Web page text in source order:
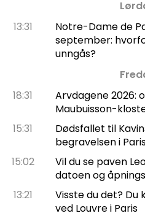
13:31
Notre-Dame de
september:
unngås?
18:31
Arvdagene 2026:
Maubuisson-
15:31
Dødsfallet til
begravelsen i
15:02
Vil du se paven
datoen og
13:21
Visste du det? Du
ved Louvre i Paris